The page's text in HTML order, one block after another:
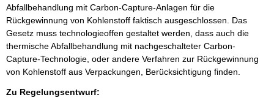
Abfallbehandlung mit Carbon-Capture-Anlagen für die
Rückgewinnung von Kohlenstoff faktisch ausgeschlossen. Das
Gesetz muss technologieoffen gestaltet werden, dass auch die
thermische Abfallbehandlung mit nachgeschalteter Carbon-
Capture-Technologie, oder andere Verfahren zur Rückgewinnung
von Kohlenstoff aus Verpackungen, Berücksichtigung finden.
Zu Regelungsentwurf: